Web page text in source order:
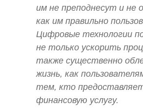
им не преподнесут и не
как им правильно
Цифровые технологии
не только ускорить
также существенно
жизнь, как
тем, кто
финансовую услугу.